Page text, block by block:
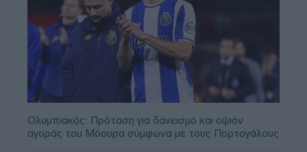
Ολυμπιακός: Πρόταση για δανεισμό και οψιόν
αγοράς του Μόουρα σύμφωνα με τους Πορτογάλους